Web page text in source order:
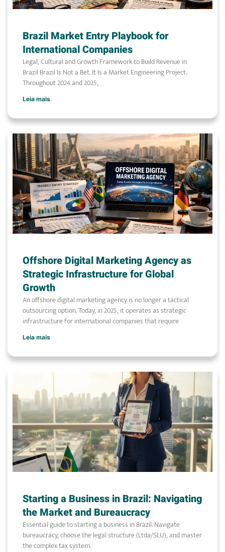
Brazil Market Entry Playbook for
International Companies
Legal, Cultural and Growth Framework to Build Revenue in
Brazil Brazil Is Not a Bet. It Is a Market Engineering Project.
Throughout 2024 and 2025,
Leia mais
Offshore Digital Marketing Agency as
Strategic Infrastructure for Global
Growth
An offshore digital marketing agency is no longer a tactical
outsourcing option. Today, in 2025, it operates as strategic
infrastructure for international companies that require
Leia mais
Starting a Business in Brazil: Navigating
the Market and Bureaucracy
Essential guide to starting a business in Brazil. Navigate
bureaucracy, choose the legal structure (Ltda/SLU), and master
the complex tax system.